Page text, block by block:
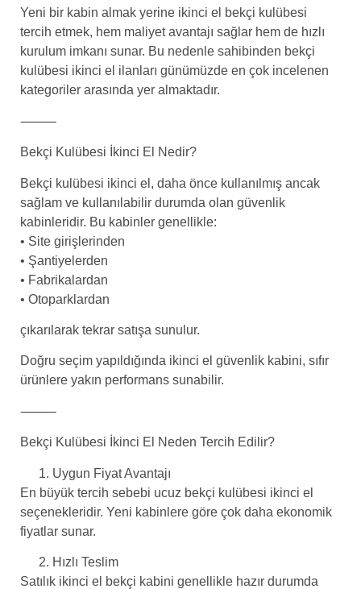
Yeni bir kabin almak yerine ikinci el bekçi kulübesi
tercih etmek, hem maliyet avantajı sağlar hem de hızlı
kurulum imkanı sunar. Bu nedenle sahibinden bekçi
kulübesi ikinci el ilanları günümüzde en çok incelenen
kategoriler arasında yer almaktadır.
⸻
Bekçi Kulübesi İkinci El Nedir?
Bekçi kulübesi ikinci el, daha önce kullanılmış ancak
sağlam ve kullanılabilir durumda olan güvenlik
kabinleridir. Bu kabinler genellikle:
• Site girişlerinden
• Şantiyelerden
• Fabrikalardan
• Otoparklardan
çıkarılarak tekrar satışa sunulur.
Doğru seçim yapıldığında ikinci el güvenlik kabini, sıfır
ürünlere yakın performans sunabilir.
⸻
Bekçi Kulübesi İkinci El Neden Tercih Edilir?
Uygun Fiyat Avantajı
En büyük tercih sebebi ucuz bekçi kulübesi ikinci el
seçenekleridir. Yeni kabinlere göre çok daha ekonomik
fiyatlar sunar.
Hızlı Teslim
Satılık ikinci el bekçi kabini genellikle hazır durumda